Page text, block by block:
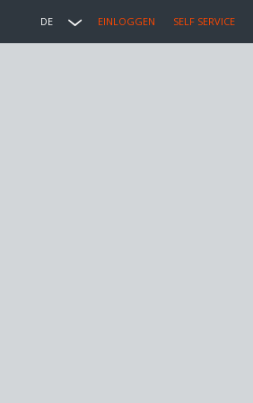
DE EINLOGGEN SELF SERVICE